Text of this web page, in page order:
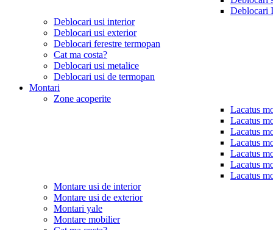
Deblocari
Deblocari usi interior
Deblocari usi exterior
Deblocari ferestre termopan
Cat ma costa?
Deblocari usi metalice
Deblocari usi de termopan
Montari
Zone acoperite
Lacatus
Lacatus
Lacatus
Lacatus
Lacatus
Lacatus
Lacatus
Montare usi de interior
Montare usi de exterior
Montari yale
Montare mobilier